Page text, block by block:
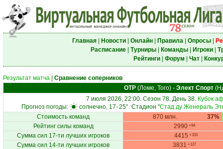
Главная| Новости| Онлайн| Правила| Опросы|
Расписание| Турниры| Команды| Игроки|
Рейтинги| Форум Чат|
Результат матча
Сравнение соперников
ОТР(Ломе, Того)- Элект Спорт
7 июля 2026, 22:00. Сезон 78. День 38. Кубок
Прогноз погоды:
солнечно, 17-25°. Стадион "Стад ду Женераль
Стоимость команд
870 млн.
37%
Рейтинг силы команд
2990 +94
Сумма сил 17-ти лучших игроков 4415 +333
Сумма сил 14-ти лучших игроков 3831 +127